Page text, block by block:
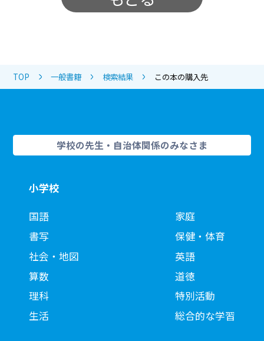
TOP 一般書籍 検索結果 この本の購入先
学校の先生・自治体関係のみなさま
小学校
国語
書写
社会・地図
算数
理科
生活
家庭
保健・体育
英語
道徳
特別活動
総合的な学習